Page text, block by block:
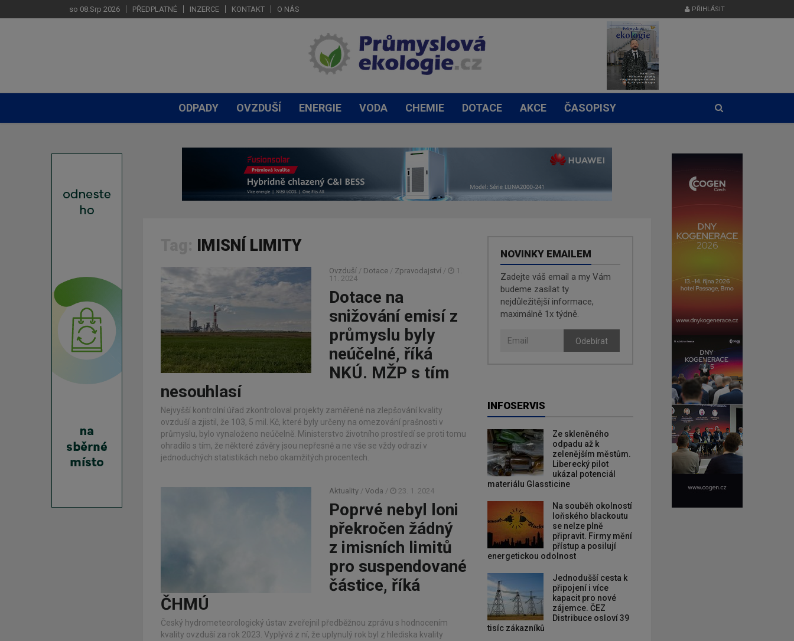
so 08.Srp 2026 PŘEDPLATNÉ INZERCE KONTAKT O NÁS PŘIHLÁSIT
ODPADY OVZDUŠÍ ENERGIE VODA CHEMIE DOTACE AKCE ČASOPISY
IMISNÍ LIMITY
Ovzduší / Dotace / Zpravodajství /
1.
11. 2024
Dotace na
snižování emisí z
průmyslu byly
neúčelné, říká
NKÚ. MŽP s tím
nesouhlasí
Nejvyšší kontrolní úřad zkontroloval projekty zaměřené na zlepšování kvality
ovzduší a zjistil, že 103, 5 mil. Kč, které byly určeny na omezování prašnosti v
průmyslu, bylo vynaloženo neúčelně. Ministerstvo životního prostředí se proti tomu
ohradilo s tím, že některé závěry jsou nepřesně a ne vše se vždy odrazí v
jednoduchých statistikách nebo okamžitých procentech.
Aktuality / Voda / 23. 1. 2024
Poprvé nebyl loni
překročen žádný
z imisních limitů
pro suspendované
částice, říká
ČHMÚ
Český hydrometeorologický ústav zveřejnil předběžnou zprávu s hodnocením
kvality ovzduší za rok 2023. Vyplývá z ní, že uplynulý rok byl z hlediska kvality
NOVINKY EMAILEM
Zadejte váš email a my Vám
budeme zasílat ty
nejdůležitější informace,
maximálně 1x týdně.
Odebírat
INFOSERVIS
Ze skleněného
odpadu až k
zelenějším městům.
Liberecký pilot
ukázal potenciál
materiálu Glassticine
Na souběh okolností
loňského blackoutu
se nelze plně
připravit. Firmy mění
přístup a posilují
energetickou odolnost
Jednodušší cesta k
připojení i více
kapacit pro nové
zájemce. ČEZ
Distribuce osloví 39
tisíc zákazníků